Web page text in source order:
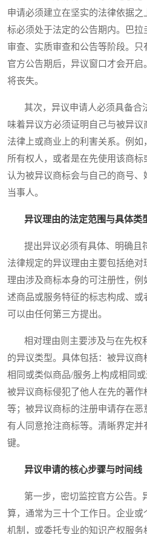
申请必须建立在坚实的法律依据
标必须处于法定的公告期内。巴
审查、实质审查和公告等阶段。
官方公告期后，异议窗口才会开
将丧失。
其次，异议申请人必须具备合
味着异议方必须证明自己与被异
法律上或商业上的利害关系。例
所有权人，或者是在先使用该商
认为被异议商标会与自己的商号
当事人。
异议理由的法定范围与具体类
提出异议必须有具体、明确且
法律规定的异议理由主要包括绝
理由涉及商标本身的可注册性，
述商品或服务特征的标志构成、
可以由任何第三方提出。
相对理由则主要涉及与在先权
的异议类型。具体包括：被异议
相同或类似商品/服务上构成相同
被异议商标侵犯了他人在先的著
等；被异议商标的注册申请存在
有人同意抢注商标等。清晰界定
键。
异议申请的核心步骤与时间线
第一步，密切监控官方公告。
算，通常为三十个工作日。企业或
机制，或委托专业的知识产权服